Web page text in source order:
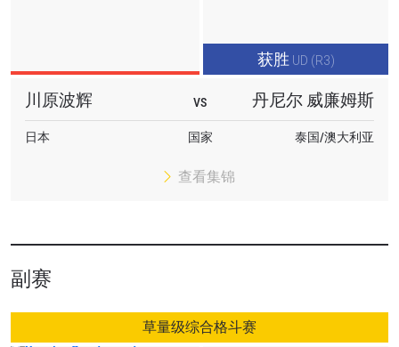
获胜 UD (R3)
川原波辉 VS 丹尼尔 威廉姆斯
日本 国家 泰国/澳大利亚
查看集锦
副赛
草量级综合格斗赛